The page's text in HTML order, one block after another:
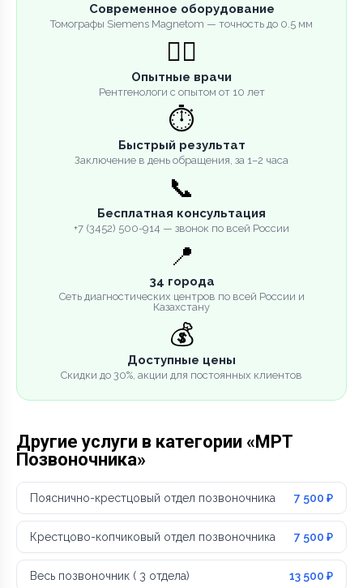
Современное оборудование
Томографы Siemens Magnetom — точность до 0.5 мм
👨‍⚕️
Опытные врачи
Рентгенологи с опытом от 10 лет
⏱️
Быстрый результат
Заключение в день обращения, за 1–2 часа
📞
Бесплатная консультация
+7 (3452) 500-914 — звонок по всей России
📍
34 города
Сеть диагностических центров по всей России и
Казахстану
💰
Доступные цены
Скидки до 30%, акции для постоянных клиентов
Другие услуги в категории «МРТ
Позвоночника»
Пояснично-крестцовый отдел позвоночника 7 500 ₽
Крестцово-копчиковый отдел позвоночника 7 500 ₽
Весь позвоночник ( 3 отдела) 13 500 ₽